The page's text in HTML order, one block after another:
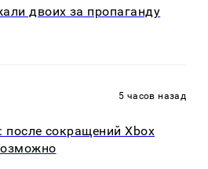
двоих за пропаганду
5 часов назад
после сокращений Xbox